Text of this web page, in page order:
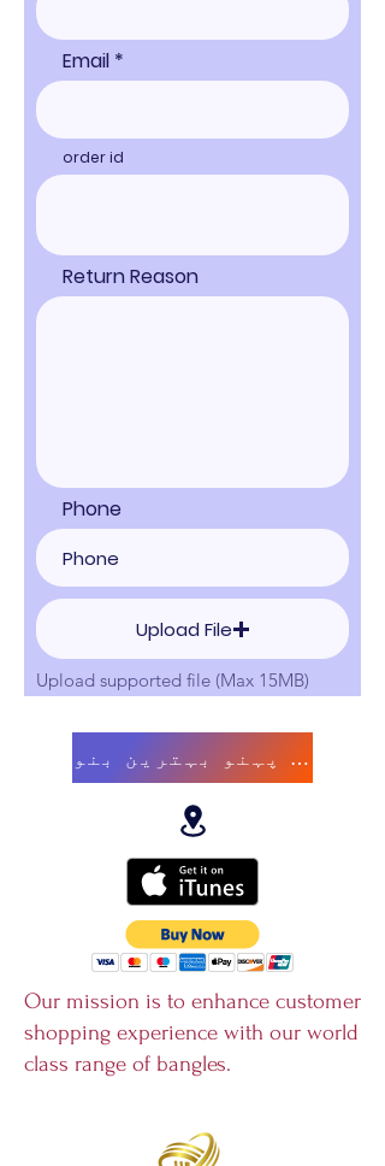
Email
order id
Return Reason
Phone
Upload File
Upload supported file (Max 15MB)
بہترین پہنو بہترین بنو
Our mission is to enhance customer
shopping experience with our world
class range of bangles.